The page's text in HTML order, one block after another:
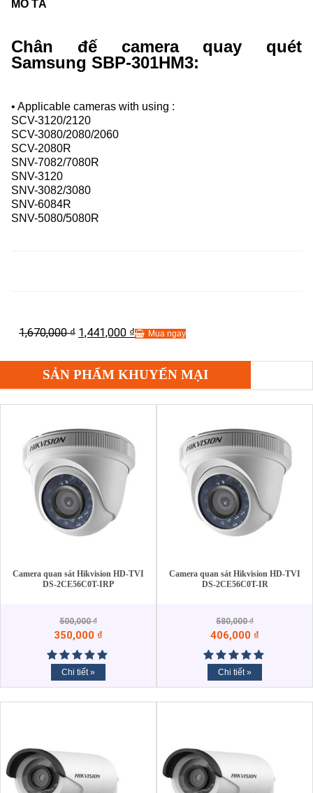
MÔ TẢ
Chân đế camera quay quét
Samsung SBP-301HM3:
• Applicable cameras with using :
SCV-3120/2120
SCV-3080/2080/2060
SCV-2080R
SNV-7082/7080R
SNV-3120
SNV-3082/3080
SNV-6084R
SNV-5080/5080R
1,670,000₫ 1,441,000 ₫ Mua ngay
SẢN PHẨM KHUYẾN MẠI
Camera quan sát Hikvision HD-TVI
DS-2CE56C0T-IRP
500,000₫
350,000 ₫
Chi tiết »
Camera quan sát Hikvision HD-TVI
DS-2CE56C0T-IR
580,000₫
406,000 ₫
Chi tiết »